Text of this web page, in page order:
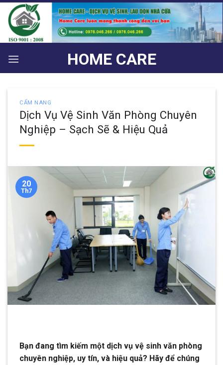
Bỏ
qua
nội
dung
HOME CARE
CẨM NANG
Dịch Vụ Vệ Sinh Văn Phòng Chuyên
Nghiệp – Sạch Sẽ & Hiệu Quả
20
Th7
Bạn đang tìm kiếm một dịch vụ vệ sinh văn phòng
chuyên nghiệp, uy tín, và hiệu quả? Hãy để chúng